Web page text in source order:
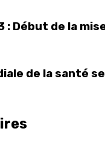
: Début de la
de la santé